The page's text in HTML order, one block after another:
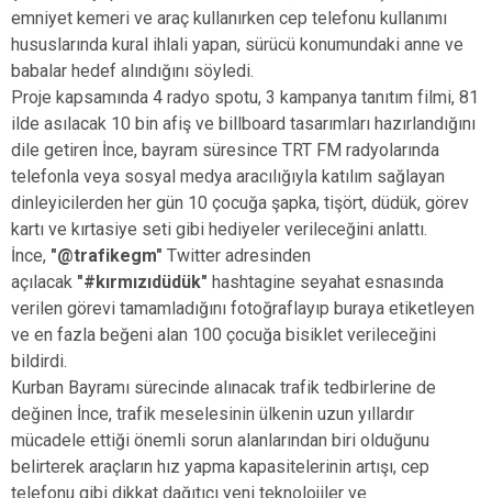
emniyet kemeri ve araç kullanırken cep telefonu kullanımı
hususlarında kural ihlali yapan, sürücü konumundaki anne ve
babalar hedef alındığını söyledi.
Proje kapsamında 4 radyo spotu, 3 kampanya tanıtım filmi, 81
ilde asılacak 10 bin afiş ve billboard tasarımları hazırlandığını
dile getiren İnce, bayram süresince TRT FM radyolarında
telefonla veya sosyal medya aracılığıyla katılım sağlayan
dinleyicilerden her gün 10 çocuğa şapka, tişört, düdük, görev
kartı ve kırtasiye seti gibi hediyeler verileceğini anlattı.
İnce, "@trafikegm" Twitter adresinden
açılacak "#kırmızıdüdük" hashtagine seyahat esnasında
verilen görevi tamamladığını fotoğraflayıp buraya etiketleyen
ve en fazla beğeni alan 100 çocuğa bisiklet verileceğini
bildirdi.
Kurban Bayramı sürecinde alınacak trafik tedbirlerine de
değinen İnce, trafik meselesinin ülkenin uzun yıllardır
mücadele ettiği önemli sorun alanlarından biri olduğunu
belirterek araçların hız yapma kapasitelerinin artışı, cep
telefonu gibi dikkat dağıtıcı yeni teknolojiler ve